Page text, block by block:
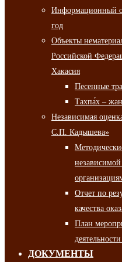
Информационный
год
Объекты
Российской
Хакасия
Песенные
Тахпа́х –
Независимая
С.П. Кадышева»
независимой
Отчет по
качества
План
ДОКУМЕНТЫ